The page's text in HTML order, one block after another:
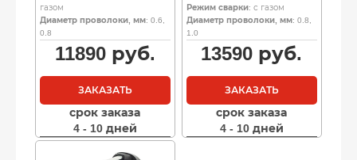
газом
Диаметр проволоки, мм: 0.6,
0.8
11890руб.
ЗАКАЗАТЬ
срок заказа
4 - 10 дней
Режим сварки: с газом
Диаметр проволоки, мм: 0.8,
1.0
13590 руб.
ЗАКАЗАТЬ
срок заказа
4 - 10 дней